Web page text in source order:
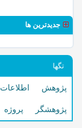
جدیدترین ها
تگها
پژوهش اطلاعات
پژوهشگر پروژه